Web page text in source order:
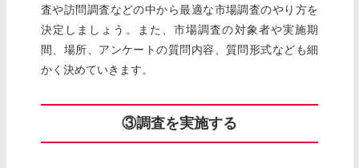
査や訪問調査などの中から最適な市場調査のやり方を
決定しましょう。また、市場調査の対象者や実施期
間、場所、アンケートの質問内容、質問形式なども細
かく決めていきます。
③調査を実施する